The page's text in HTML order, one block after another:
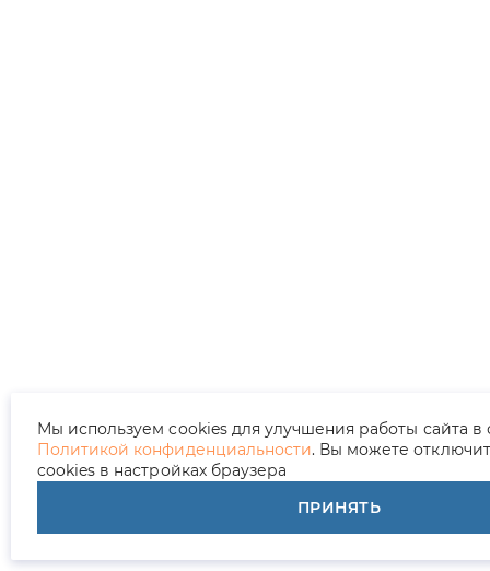
Мы используем cookies для улучшения работы сайта в
Политикой конфиденциальности. Вы можете
cookies в настройках браузера
ПРИНЯТЬ